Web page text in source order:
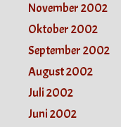
November 2002
Oktober 2002
September 2002
August 2002
Juli 2002
Juni 2002